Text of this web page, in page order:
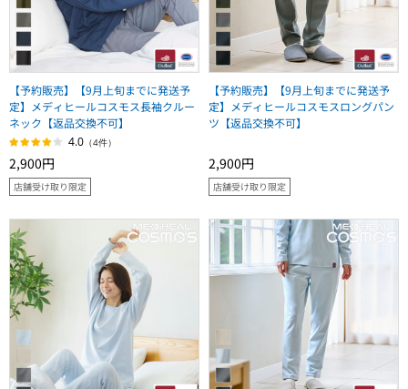
【予約販売】【9月上旬までに発送予
定】メディヒールコスモス長袖クルー
ネック【返品交換不可】
4.0 （4件）
2,900円
店舗受け取り限定
【予約販売】【9月上旬までに発送予
定】メディヒールコスモスロングパン
ツ【返品交換不可】
2,900円
店舗受け取り限定